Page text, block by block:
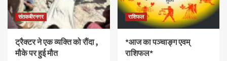
संतकबीरनगर
ट्रैक्टर ने एक व्यक्ति को रौंदा ,
मौके पर हुई मौत
राशिफल
*आज का पञ्चाङ्ग एवम्
राशिफल*